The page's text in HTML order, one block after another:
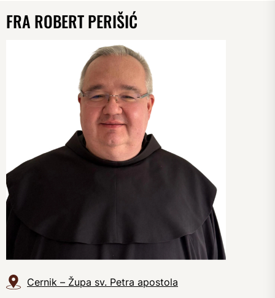
FRA ROBERT PERIŠIĆ
Cernik – Župa sv. Petra apostola